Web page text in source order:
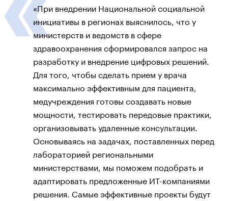
«При внедрении Национальной социальной
инициативы в регионах выяснилось, что у
министерств и ведомств в сфере
здравоохранения сформировался запрос на
разработку и внедрение цифровых решений.
Для того, чтобы сделать прием у врача
максимально эффективным для пациента,
медучреждения готовы создавать новые
мощности, тестировать передовые практики,
организовывать удаленные консультации.
Основываясь на задачах, поставленных перед
лабораторией региональными
министерствами, мы поможем подобрать и
адаптировать предложенные ИТ-компаниями
решения. Самые эффективные проекты будут